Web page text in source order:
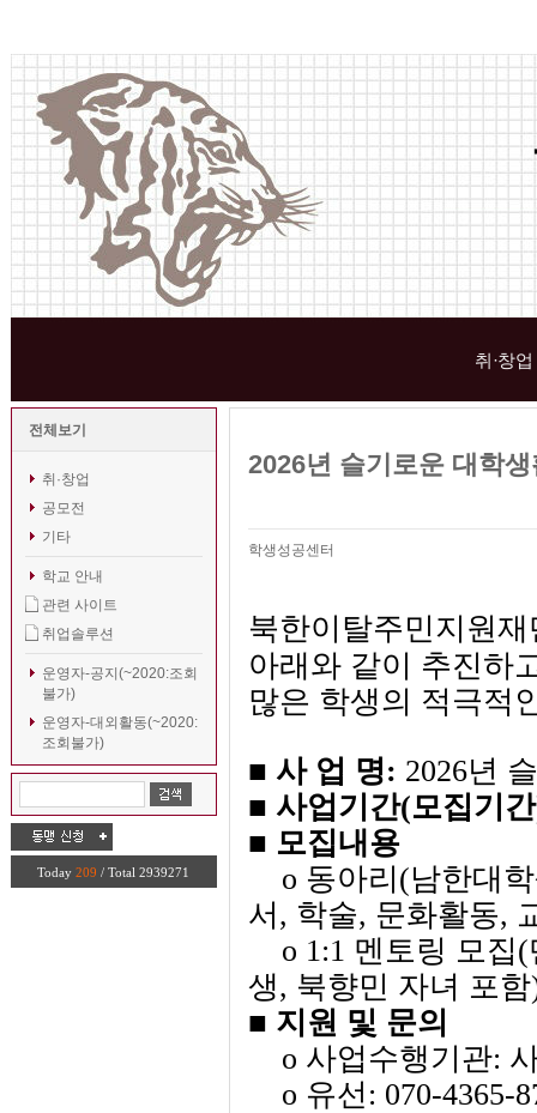
취·창업
전체보기
취·창업
공모전
기타
학교 안내
관련 사이트
취업솔루션
운영자-공지(~2020:조회
불가)
운영자-대외활동(~2020:
조회불가)
Today 209 / Total 2939271
2026년 슬기로운 대학
학생성공센터
북한이탈주민지원재
아래와 같이 추진하
많은 학생의 적극적
■ 사 업 명: 2026년
■ 사업기간(모집기
■ 모집내용
o 동아리(남한대학
서, 학술, 문화활동,
o 1:1 멘토링 모집(
생, 북향민 자녀 포
■ 지원 및 문의
o 사업수행기관:
o 유선: 070-4365-